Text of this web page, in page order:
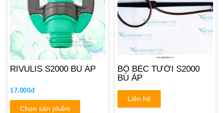
RIVULIS S2000 BÙ ÁP
17.000đ
Chọn sản phẩm
BỘ BÉC TƯỚI S2000
BÙ ÁP
Liên hệ